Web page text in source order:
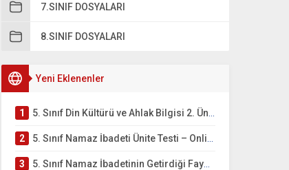
7.SINIF DOSYALARI
8.SINIF DOSYALARI
Yeni Eklenenler
1 5. Sınıf Din Kültürü ve Ahlak Bilgisi 2. Ünite: Namaz İbadeti Çalışmaları
2 5. Sınıf Namaz İbadeti Ünite Testi – Online Çöz
3 5. Sınıf Namaz İbadetinin Getirdiği Faydalar Testi